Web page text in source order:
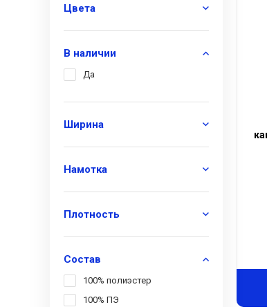
Цвета
В наличии
Да
Ширина
Намотка
Плотность
Состав
100% полиэстер
100% ПЭ